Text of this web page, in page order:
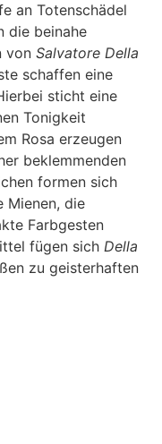
an Totenschädel
die beinahe
von Salvatore Della
schaffen eine
sticht eine
Tonigkeit
Rosa erzeugen
beklemmenden
formen sich
Mienen, die
Farbgesten
fügen sich Della
zu geisterhaften